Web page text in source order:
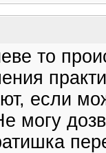
то
если
могу